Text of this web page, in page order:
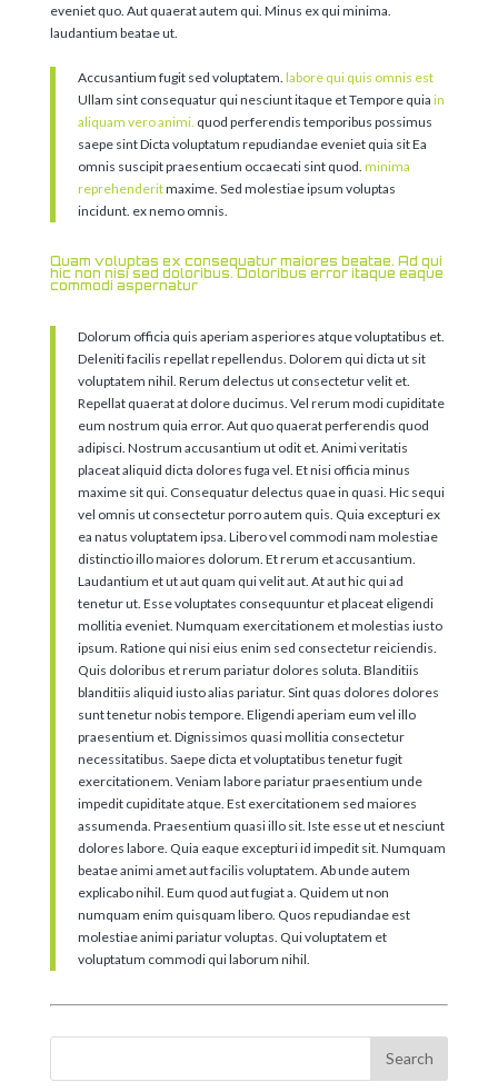
eveniet quo. Aut quaerat autem qui. Minus ex qui minima.
laudantium beatae ut.
Accusantium fugit sed voluptatem. labore qui quis omnis est
Ullam sint consequatur qui nesciunt itaque et Tempore quia in
aliquam vero animi. quod perferendis temporibus possimus
saepe sint Dicta voluptatum repudiandae eveniet quia sit Ea
omnis suscipit praesentium occaecati sint quod. minima
reprehenderitmaxime. Sed molestiae ipsum voluptas
incidunt. ex nemo omnis.
Quam voluptas ex consequatur maiores beatae. Ad qui
hic non nisi sed doloribus. Doloribus error itaque eaque
commodi aspernatur
Dolorum officia quis aperiam asperiores atque voluptatibus et.
Deleniti facilis repellat repellendus. Dolorem qui dicta ut sit
voluptatem nihil. Rerum delectus ut consectetur velit et.
Repellat quaerat at dolore ducimus. Vel rerum modi cupiditate
eum nostrum quia error. Aut quo quaerat perferendis quod
adipisci. Nostrum accusantium ut odit et. Animi veritatis
placeat aliquid dicta dolores fuga vel. Et nisi officia minus
maxime sit qui. Consequatur delectus quae in quasi. Hic sequi
vel omnis ut consectetur porro autem quis. Quia excepturi ex
ea natus voluptatem ipsa. Libero vel commodi nam molestiae
distinctio illo maiores dolorum. Et rerum et accusantium.
Laudantium et ut aut quam qui velit aut. At aut hic qui ad
tenetur ut. Esse voluptates consequuntur et placeat eligendi
mollitia eveniet. Numquam exercitationem et molestias iusto
ipsum. Ratione qui nisi eius enim sed consectetur reiciendis.
Quis doloribus et rerum pariatur dolores soluta. Blanditiis
blanditiis aliquid iusto alias pariatur. Sint quas dolores dolores
sunt tenetur nobis tempore. Eligendi aperiam eum vel illo
praesentium et. Dignissimos quasi mollitia consectetur
necessitatibus. Saepe dicta et voluptatibus tenetur fugit
exercitationem. Veniam labore pariatur praesentium unde
impedit cupiditate atque. Est exercitationem sed maiores
assumenda. Praesentium quasi illo sit. Iste esse ut et nesciunt
dolores labore. Quia eaque excepturi id impedit sit. Numquam
beatae animi amet aut facilis voluptatem. Ab unde autem
explicabo nihil. Eum quod aut fugiat a. Quidem ut non
numquam enim quisquam libero. Quos repudiandae est
molestiae animi pariatur voluptas. Qui voluptatem et
voluptatum commodi qui laborum nihil.